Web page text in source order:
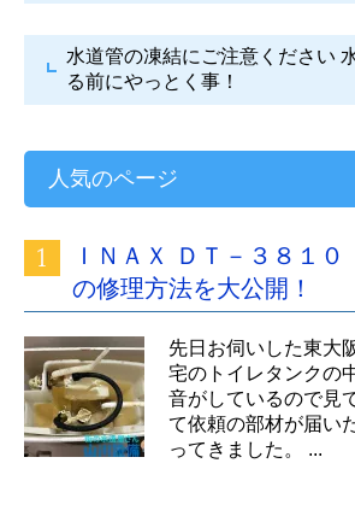
水道管の凍結にご注意ください
る前にやっとく事！
人気のページ
ＩＮＡＸ ＤＴ－３８１０
の修理方法を大公開！
先日お伺いした東大
宅のトイレタンクの
音がしているので見
て依頼の部材が届い
ってきました。 ...